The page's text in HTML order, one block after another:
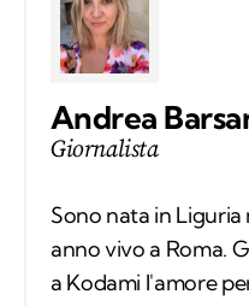
Andrea
Giornalista
Sono nata in Liguria
anno vivo a Roma.
un lavoro
differenza. A
gatto con cui
[ALTRO]